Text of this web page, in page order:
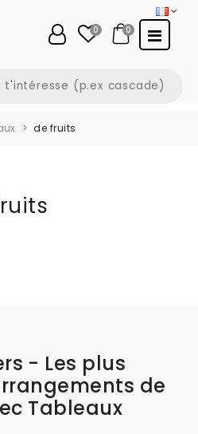
0 0
de fruits
- Les plus
de
Tableaux